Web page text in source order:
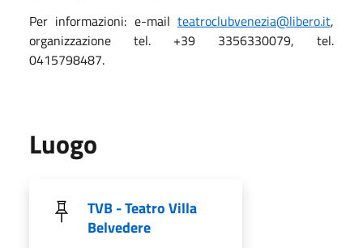
Per informazioni: e-mail teatroclubvenezia@libero.it,
organizzazione tel. +39 3356330079, tel.
0415798487.
Luogo
TVB - Teatro Villa
Belvedere